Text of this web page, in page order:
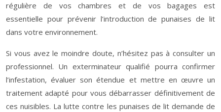
régulière de vos chambres et de vos bagages est
essentielle pour prévenir l’introduction de punaises de lit
dans votre environnement.
Si vous avez le moindre doute, n’hésitez pas à consulter un
professionnel. Un exterminateur qualifié pourra confirmer
l’infestation, évaluer son étendue et mettre en œuvre un
traitement adapté pour vous débarrasser définitivement de
ces nuisibles. La lutte contre les punaises de lit demande de